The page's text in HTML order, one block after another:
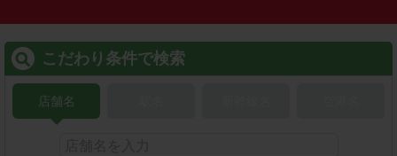
こだわり条件で検索
店舗名